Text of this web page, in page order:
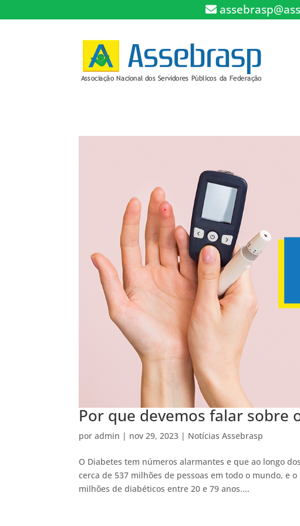
Por que devemos falar sobre
poradmin | nov 29, 2023 | Notícias Assebrasp
O Diabetes tem números alarmantes e que ao longo
cerca de 537 milhões de pessoas em todo o mundo, e
milhões de diabéticos entre 20 e 79 anos....